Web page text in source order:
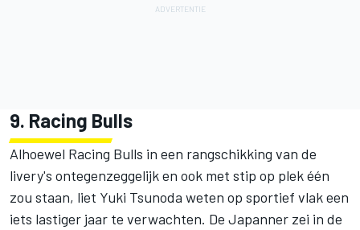
9. Racing Bulls
Alhoewel Racing Bulls in een rangschikking van de
livery's ontegenzeggelijk en ook met stip op plek één
zou staan, liet Yuki Tsunoda weten op sportief vlak een
iets lastiger jaar te verwachten. De Japanner zei in de